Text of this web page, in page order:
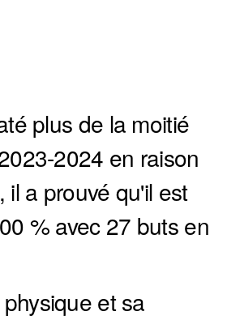
plus de la moitié
2024 en raison
il a prouvé qu'il est
% avec 27 buts en
et sa